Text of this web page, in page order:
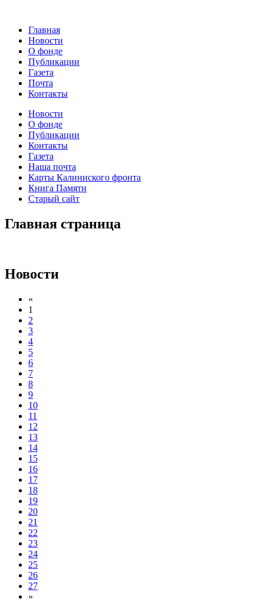
Главная
Новости
О фонде
Публикации
Газета
Почта
Контакты
Новости
О фонде
Публикации
Контакты
Газета
Наша почта
Карты Калиниского фронта
Книга Памяти
Старый сайт
Главная страница
Новости
«
1
2
3
4
5
6
7
8
9
10
11
12
13
14
15
16
17
18
19
20
21
22
23
24
25
26
27
»